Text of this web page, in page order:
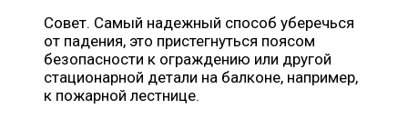
Совет. Самый надежный способ уберечься
от падения, это пристегнуться поясом
безопасности к ограждению или другой
стационарной детали на балконе, например,
к пожарной лестнице.